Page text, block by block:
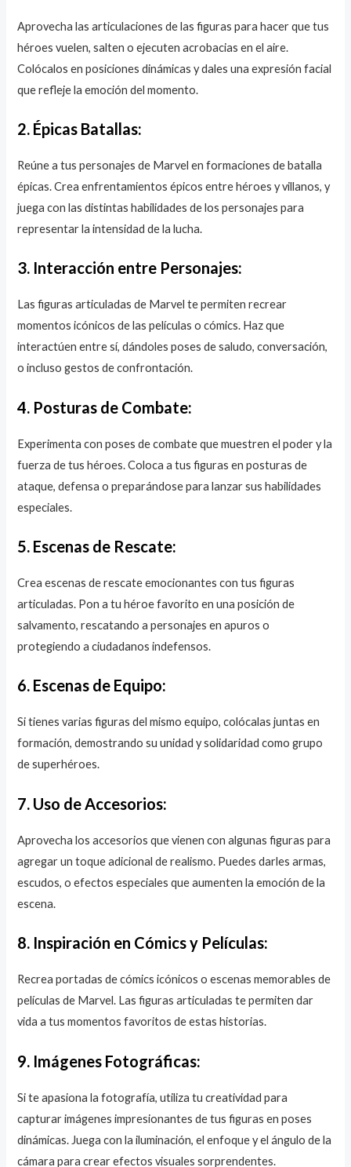
Aprovecha las articulaciones de las figuras para hacer que tus
héroes vuelen, salten o ejecuten acrobacias en el aire.
Colócalos en posiciones dinámicas y dales una expresión facial
que refleje la emoción del momento.
2. Épicas Batallas:
Reúne a tus personajes de Marvel en formaciones de batalla
épicas. Crea enfrentamientos épicos entre héroes y villanos, y
juega con las distintas habilidades de los personajes para
representar la intensidad de la lucha.
3. Interacción entre Personajes:
Las figuras articuladas de Marvel te permiten recrear
momentos icónicos de las películas o cómics. Haz que
interactúen entre sí, dándoles poses de saludo, conversación,
o incluso gestos de confrontación.
4. Posturas de Combate:
Experimenta con poses de combate que muestren el poder y la
fuerza de tus héroes. Coloca a tus figuras en posturas de
ataque, defensa o preparándose para lanzar sus habilidades
especiales.
5. Escenas de Rescate:
Crea escenas de rescate emocionantes con tus figuras
articuladas. Pon a tu héroe favorito en una posición de
salvamento, rescatando a personajes en apuros o
protegiendo a ciudadanos indefensos.
6. Escenas de Equipo:
Si tienes varias figuras del mismo equipo, colócalas juntas en
formación, demostrando su unidad y solidaridad como grupo
de superhéroes.
7. Uso de Accesorios:
Aprovecha los accesorios que vienen con algunas figuras para
agregar un toque adicional de realismo. Puedes darles armas,
escudos, o efectos especiales que aumenten la emoción de la
escena.
8. Inspiración en Cómics y Películas:
Recrea portadas de cómics icónicos o escenas memorables de
películas de Marvel. Las figuras articuladas te permiten dar
vida a tus momentos favoritos de estas historias.
9. Imágenes Fotográficas:
Si te apasiona la fotografía, utiliza tu creatividad para
capturar imágenes impresionantes de tus figuras en poses
dinámicas. Juega con la iluminación, el enfoque y el ángulo de la
cámara para crear efectos visuales sorprendentes.